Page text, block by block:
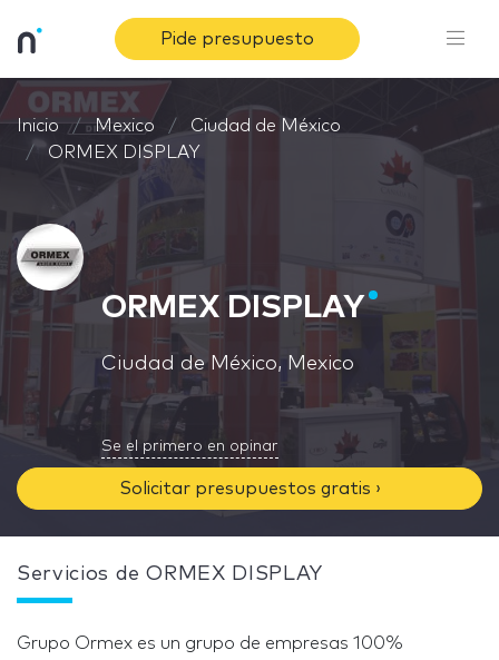
Pide presupuesto
Inicio Mexico
Ciudad de México
ORMEX DISPLAY
ORMEX DISPLAY
Ciudad de México, Mexico
Se el primero en opinar
Solicitar presupuestos gratis ›
Servicios de ORMEX DISPLAY
Grupo Ormex es un grupo de empresas 100%